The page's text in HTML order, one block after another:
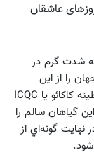
عاشقان
به شدت گرم در
را از اين
بيماري‌ها و آفت رهايي بخشد. مركز بين‌المللي قرنطينه كاكائو يا ICQC
گياهان سالم را
نهايت گونه‌اي از
شود.